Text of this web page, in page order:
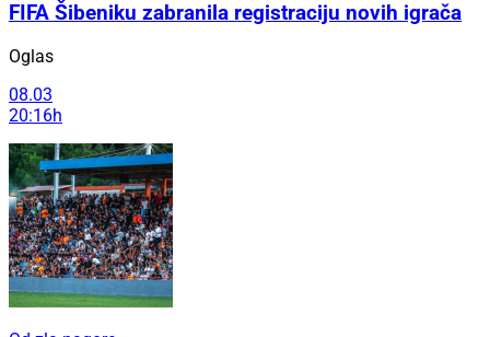
FIFA Šibeniku zabranila registraciju novih igrača
Oglas
08.03
20:16h